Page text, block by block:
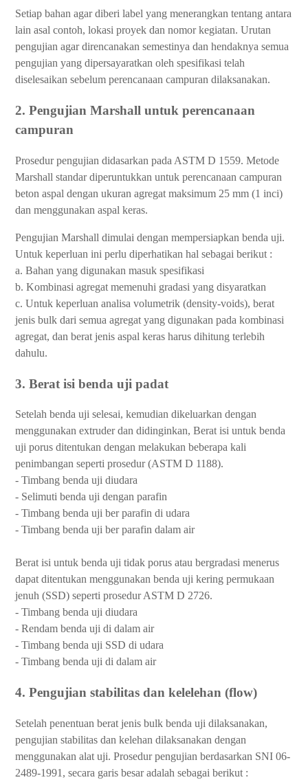
Setiap bahan agar diberi label yang menerangkan tentang antara
lain asal contoh, lokasi proyek dan nomor kegiatan. Urutan
pengujian agar direncanakan semestinya dan hendaknya semua
pengujian yang dipersayaratkan oleh spesifikasi telah
diselesaikan sebelum perencanaan campuran dilaksanakan.
2. Pengujian Marshall untuk perencanaan
campuran
Prosedur pengujian didasarkan pada ASTM D 1559. Metode
Marshall standar diperuntukkan untuk perencanaan campuran
beton aspal dengan ukuran agregat maksimum 25 mm (1 inci)
dan menggunakan aspal keras.
Pengujian Marshall dimulai dengan mempersiapkan benda uji.
Untuk keperluan ini perlu diperhatikan hal sebagai berikut :
a. Bahan yang digunakan masuk spesifikasi
b. Kombinasi agregat memenuhi gradasi yang disyaratkan
c. Untuk keperluan analisa volumetrik (density-voids), berat
jenis bulk dari semua agregat yang digunakan pada kombinasi
agregat, dan berat jenis aspal keras harus dihitung terlebih
dahulu.
3. Berat isi benda uji padat
Setelah benda uji selesai, kemudian dikeluarkan dengan
menggunakan extruder dan didinginkan, Berat isi untuk benda
uji porus ditentukan dengan melakukan beberapa kali
penimbangan seperti prosedur (ASTM D 1188).
- Timbang benda uji diudara
- Selimuti benda uji dengan parafin
- Timbang benda uji ber parafin di udara
- Timbang benda uji ber parafin dalam air
Berat isi untuk benda uji tidak porus atau bergradasi menerus
dapat ditentukan menggunakan benda uji kering permukaan
jenuh (SSD) seperti prosedur ASTM D 2726.
- Timbang benda uji diudara
- Rendam benda uji di dalam air
- Timbang benda uji SSD di udara
- Timbang benda uji di dalam air
4. Pengujian stabilitas dan kelelehan (flow)
Setelah penentuan berat jenis bulk benda uji dilaksanakan,
pengujian stabilitas dan kelehan dilaksanakan dengan
menggunakan alat uji. Prosedur pengujian berdasarkan SNI 06-
2489-1991, secara garis besar adalah sebagai berikut :